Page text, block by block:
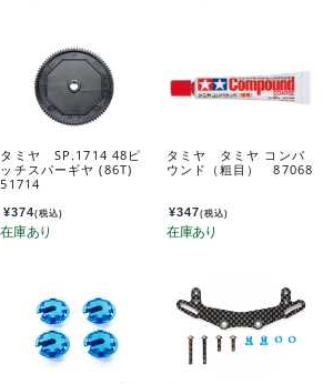
タミヤ SP.1714 48ピ
ッチスパーギヤ (86T)
51714
¥374(税込)
タミヤ タミヤ コンパ
ウンド（粗目） 87068
¥347(税込)